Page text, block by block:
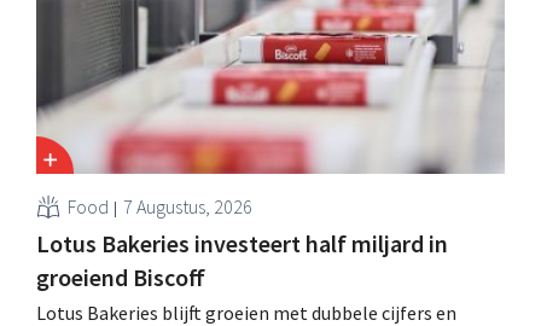
Food 7 Augustus, 2026
Lotus Bakeries investeert half miljard in
groeiend Biscoff
Lotus Bakeries blijft groeien met dubbele cijfers en